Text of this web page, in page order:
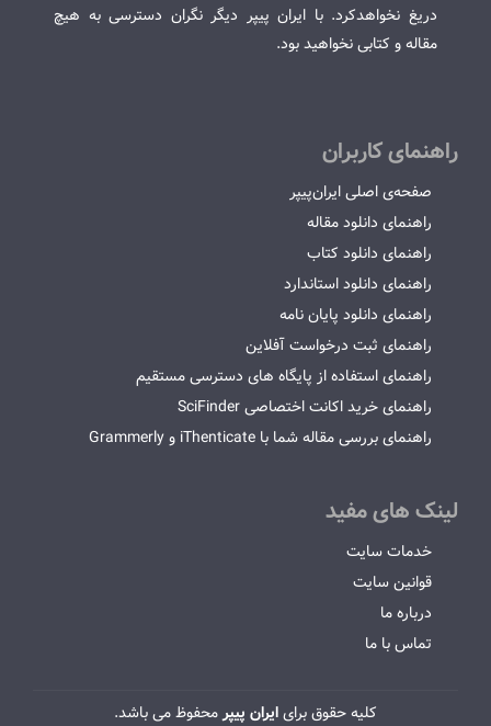
دریغ نخواهدکرد. با ایران پیپر دیگر نگران دسترسی به هیچ
مقاله و کتابی نخواهید بود.
راهنمای کاربران
صفحه‌ی اصلی ایران‌پیپر
راهنمای دانلود مقاله
راهنمای دانلود کتاب
راهنمای دانلود استاندارد
راهنمای دانلود پایان نامه
راهنمای ثبت درخواست آفلاین
راهنمای استفاده از پایگاه های دسترسی مستقیم
راهنمای خرید اکانت اختصاصی SciFinder
راهنمای بررسی مقاله شما با iThenticate و Grammerly
لینک های مفید
خدمات سایت
قوانین سایت
درباره ما
تماس با ما
کلیه حقوق برایایران پیپرمحفوظ می باشد.